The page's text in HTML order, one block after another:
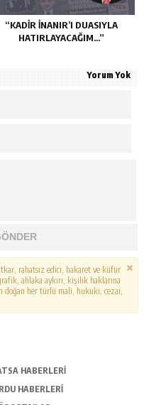
“KADIR İNANIR’I DUASIYLA
HATIRLAYACAĞIM…”
Yorum Yok
rahatsız edici, hakaret ve küfür
ahlaka aykırı, kişilik haklarına
her türlü mali, hukuki, cezai,
HABERLERI
HABERLERI